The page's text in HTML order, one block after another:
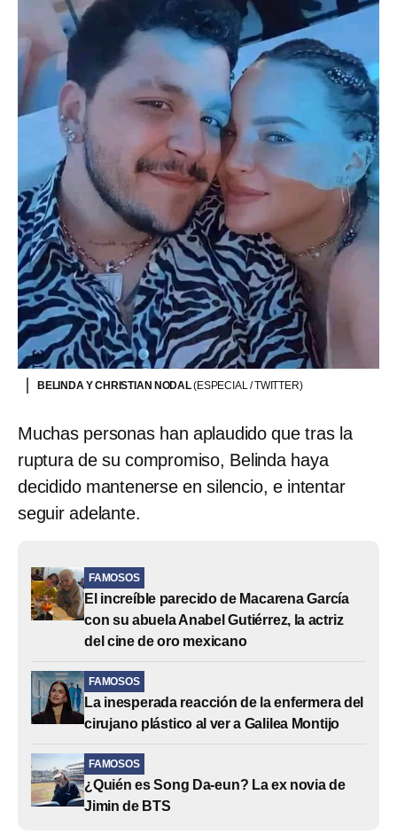
BELINDA Y CHRISTIAN NODAL(ESPECIAL / TWITTER)
Muchas personas han aplaudido que tras la
ruptura de su compromiso, Belinda haya
decidido mantenerse en silencio, e intentar
seguir adelante.
FAMOSOS
El increíble parecido de Macarena García
con su abuela Anabel Gutiérrez, la actriz
del cine de oro mexicano
FAMOSOS
La inesperada reacción de la enfermera del
cirujano plástico al ver a Galilea Montijo
FAMOSOS
¿Quién es Song Da-eun? La ex novia de
Jimin de BTS